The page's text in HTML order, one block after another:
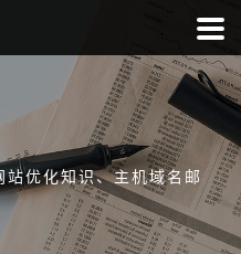
优化知识、主机域名邮